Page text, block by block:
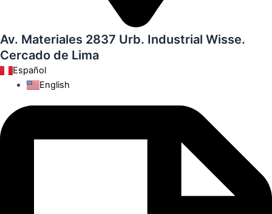
Av. Materiales 2837 Urb. Industrial Wisse.
Cercado de Lima
Español
English